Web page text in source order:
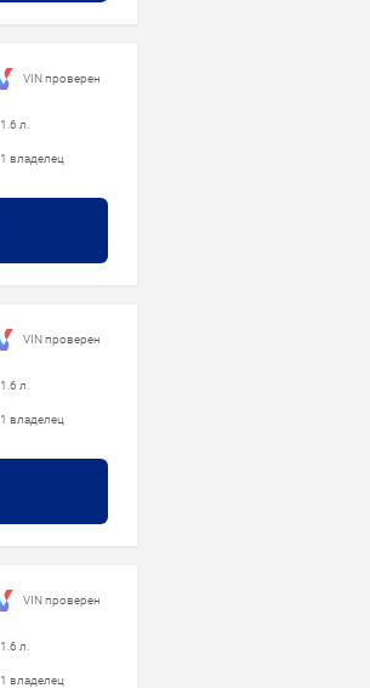
1.6 л.
1 владелец
VIN проверен
1.6 л.
1 владелец
VIN проверен
1.6 л.
1 владелец
VIN проверен